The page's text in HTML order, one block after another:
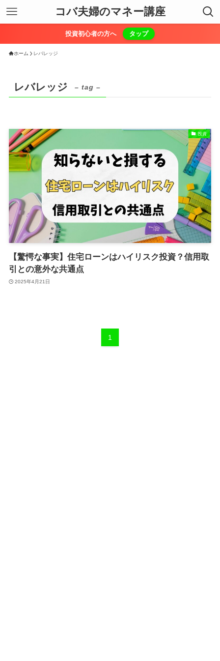
コバ夫婦のマネー講座
投資初心者の方へ タップ
ホーム レバレッジ
レバレッジ – tag –
投資
【驚愕な事実】住宅ローンはハイリスク投資？信用取
引との意外な共通点
2025年4月21日
1